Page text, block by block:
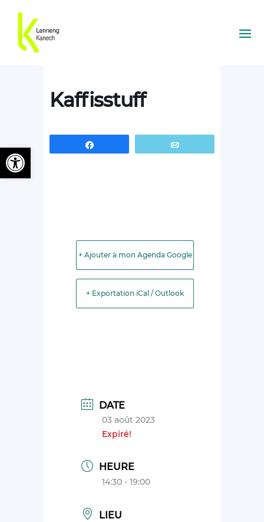
Kaffisstuff
+ Ajouter à mon Agenda Google
+ Exportation iCal / Outlook
DATE
03 août 2023
Expiré!
HEURE
14:30 - 19:00
LIEU
Ouvrir la barre d’outils